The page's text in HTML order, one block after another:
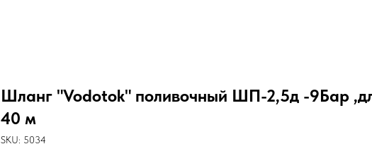
Шланг "Vodotok" поливочный ШП-2,5д -9Бар
40 м
SKU: 5034